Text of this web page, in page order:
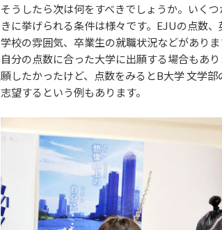
そうしたら次は何をすべきでしょうか。いく
きに挙げられる条件は様々です。EJUの点数
学校の雰囲気、卒業生の就職状況などがありま
自分の点数に合った大学に出願する場合もあ
願したかったけど、点数をみるとB大学 文学
志望するという例もあります。